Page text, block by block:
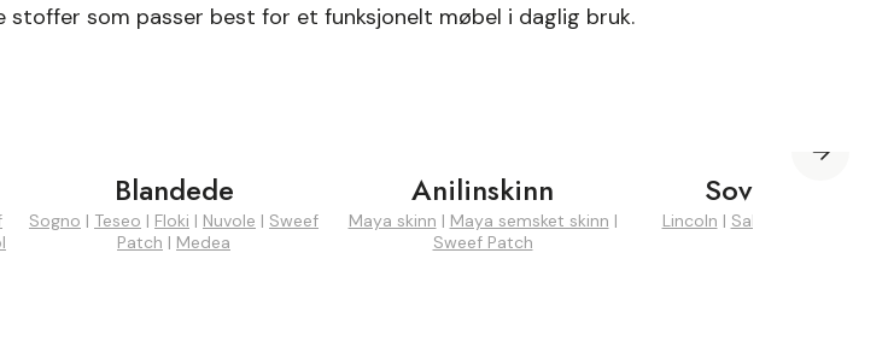
som passer best for et funksjonelt møbel i daglig bruk.
Blandede
Sogno | Teseo | Floki | Nuvole | Sweef
Patch | Medea
Anilinskinn
Maya skinn | Maya semsket skinn |
Sweef Patch
Sovesofastoff
Lincoln | Salvador